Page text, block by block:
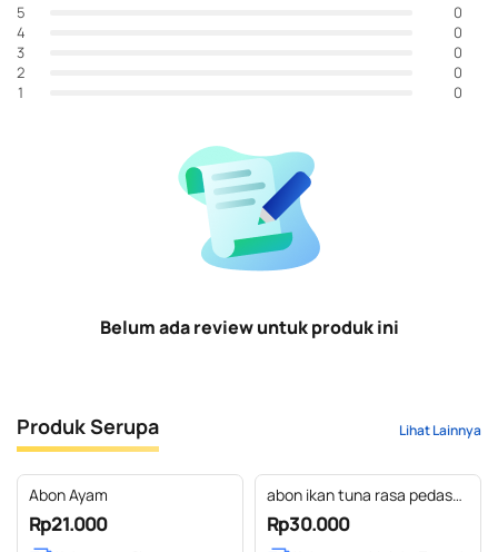
5
0
4
0
3
0
2
0
1
0
Belum ada review untuk produk ini
Produk Serupa Lihat Lainnya
Abon Ayam
Rp21.000
abon ikan tuna rasa pedas
manis
Rp30.000